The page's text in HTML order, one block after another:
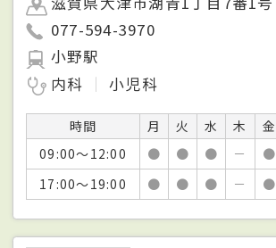
077-594-3970
小野駅
内科
小児科
時間 月 火 水 木 金
09:00～12:00
● ● ● － ●
17:00～19:00
● ● ● － ●